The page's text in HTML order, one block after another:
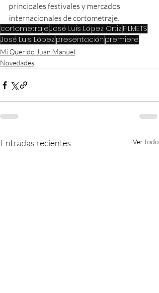
principales festivales y mercados
internacionales de cortometraje.
cortometrajeJosé Luis López Ortiz FILMETS
José Luis López presentación premiere
Mi Querido Juan Manuel
Novedades
Entradas recientes Ver todo